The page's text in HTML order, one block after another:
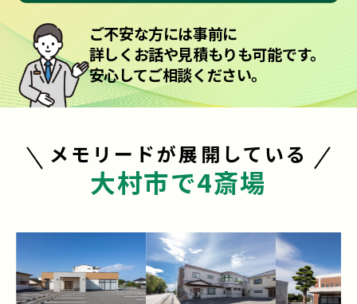
ご不安な方には事前に
詳しくお話や見積もりも可能です。
安心してご相談ください。
メモリードが展開している
大村市で4斎場